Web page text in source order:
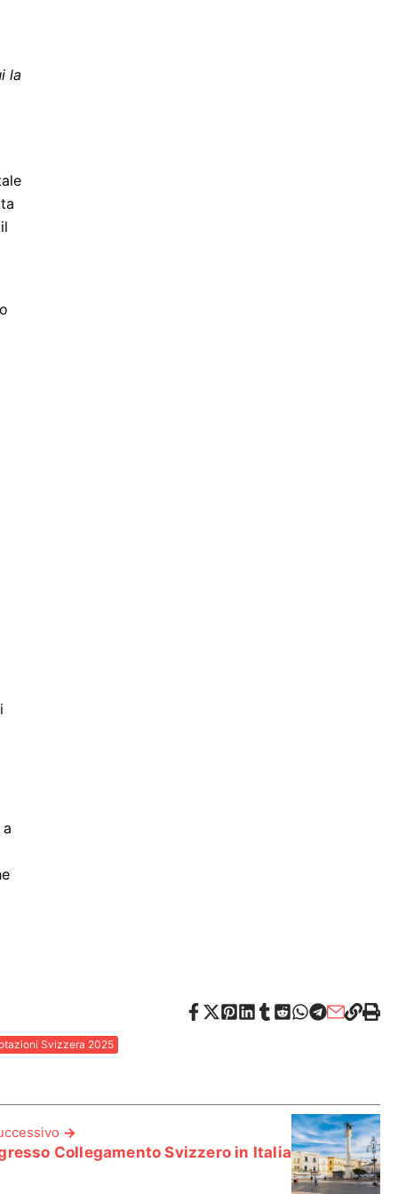
la
Svizzera 2025
Collegamento Svizzero in Italia